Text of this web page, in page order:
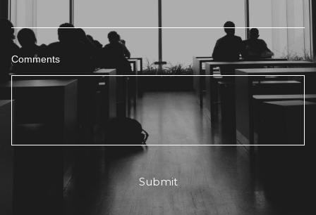
Comments
Submit